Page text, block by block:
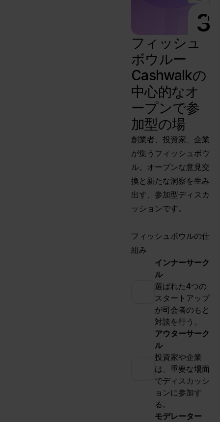
フィッシュ
ボウルー
Cashwalkの
中心的なオ
ープンで参
加型の場
創業者、投資家、企業
が集うフィッシュボウ
ル。オープンな意見交
換と新たな洞察を生み
出す、参加型ディスカ
ッションです。
フィッシュボウルの仕
組み
インナーサーク
ル
選ばれた4つの
スタートアップ
が司会者のもと
対談を行う。
アウターサーク
ル
投資家や企業
は、重要な場面
でディスカッシ
ョンに参加す
る。
モデレーター
3